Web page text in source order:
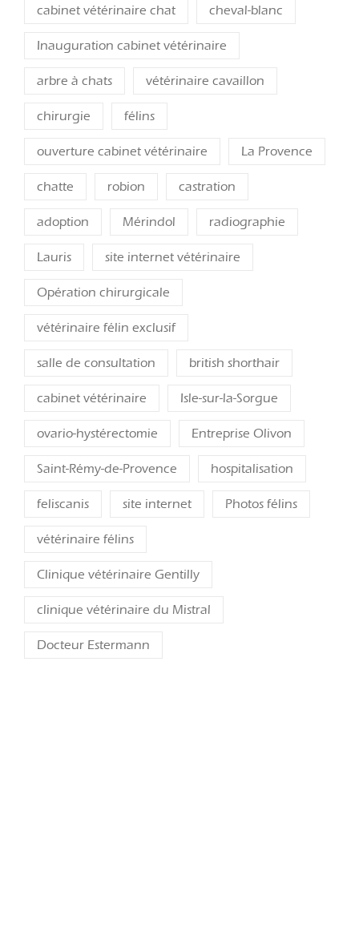
cabinet vétérinaire chat cheval-blanc
Inauguration cabinet vétérinaire
arbre à chats vétérinaire cavaillon
chirurgie félins
ouverture cabinet vétérinaire La Provence
chatte robion castration
adoption Mérindol radiographie
Lauris site internet vétérinaire
Opération chirurgicale
vétérinaire félin exclusif
salle de consultation british shorthair
cabinet vétérinaire Isle-sur-la-Sorgue
ovario-hystérectomie Entreprise Olivon
Saint-Rémy-de-Provence hospitalisation
feliscanis site internet Photos félins
vétérinaire félins
Clinique vétérinaire Gentilly
clinique vétérinaire du Mistral
Docteur Estermann